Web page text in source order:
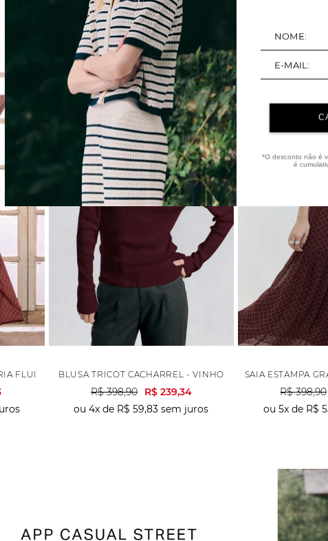
*O desconto não é
é
FLUIDO - VINHO
40%
OFF
BLUSA TRICOT CACHARREL - VINHO
R$ 398,90 R$ 239,34
ou4x de R$ 59,83 sem juros
SAIA ESTAMPA
R$ 398,90
ou 5x de R$